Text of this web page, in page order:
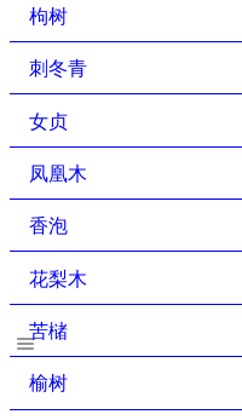
枸树
刺冬青
女贞
凤凰木
香泡
花梨木
苦槠
榆树